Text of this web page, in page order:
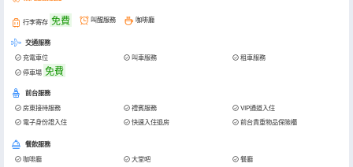
行李寄存 免費 叫醒服務 咖啡廳
交通服務
充電車位 叫車服務
租車服務
停車場 免費
前台服務
房東接待服務 禮賓服務
VIP通道入住
電子身份證入住
快速入住退房 前台貴重物品保險櫃
餐飲服務
咖啡廳 大堂吧
餐廳